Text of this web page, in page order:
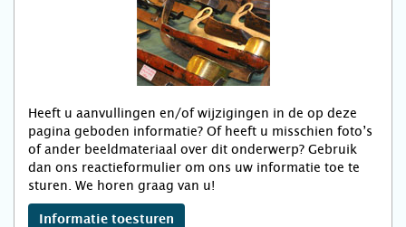
Heeft u aanvullingen en/of wijzigingen in de op deze
pagina geboden informatie? Of heeft u misschien foto’s
of ander beeldmateriaal over dit onderwerp? Gebruik
dan ons reactieformulier om ons uw informatie toe te
sturen. We horen graag van u!
Informatie toesturen